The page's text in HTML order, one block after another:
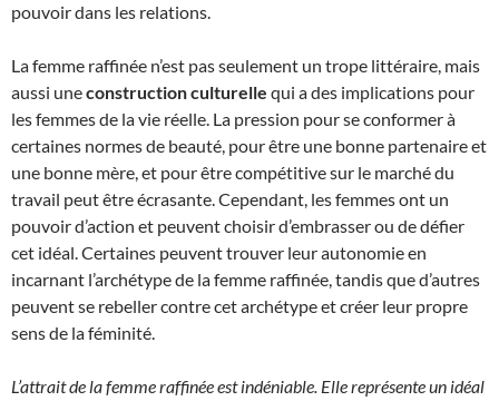
pouvoir dans les relations.
La femme raffinée n’est pas seulement un trope littéraire, mais
aussi uneconstruction culturelle qui a des implications pour
les femmes de la vie réelle. La pression pour se conformer à
certaines normes de beauté, pour être une bonne partenaire et
une bonne mère, et pour être compétitive sur le marché du
travail peut être écrasante. Cependant, les femmes ont un
pouvoir d’action et peuvent choisir d’embrasser ou de défier
cet idéal. Certaines peuvent trouver leur autonomie en
incarnant l’archétype de la femme raffinée, tandis que d’autres
peuvent se rebeller contre cet archétype et créer leur propre
sens de la féminité.
L’attrait de la femme raffinée est indéniable. Elle représente un idéal